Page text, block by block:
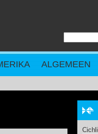
ALGEMEEN